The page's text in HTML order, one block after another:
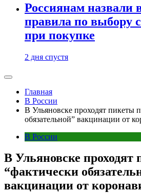
Россиянам назвали
правила по выбору
при покупке
2 дня спустя
Главная
В России
В Ульяновске проходят пикеты
обязательной” вакцинации от
В России
В Ульяновске проходят
“фактически
вакцинации от